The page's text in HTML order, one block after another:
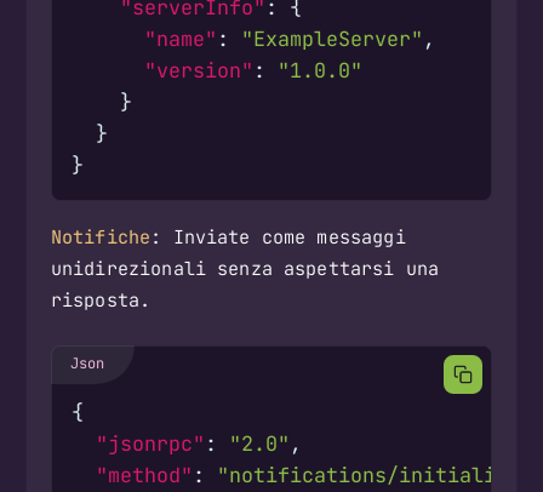
"serverInfo" :
{
"name" : "ExampleServer" ,
"version" :
"1.0.0"
}
}
}
Notifiche: Inviate come messaggi
unidirezionali senza aspettarsi una
risposta.
{
"jsonrpc" : "2.0" ,
"method" :
"notifications/initialized"